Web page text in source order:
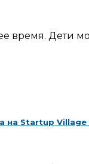
время. Дети
на Startup Village